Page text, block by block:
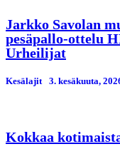
Jarkko Savolan
pesäpallo-ottelu
Urheilijat
Kesälajit 3. kesäkuuta,
Kokkaa